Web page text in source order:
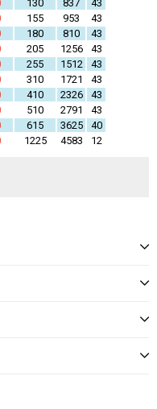
130 837
43
155 953
43
180 810
43
205 1256
43
255 1512
43
310 1721
43
410 2326
43
510 2791
43
615 3625
40
1225 4583 12